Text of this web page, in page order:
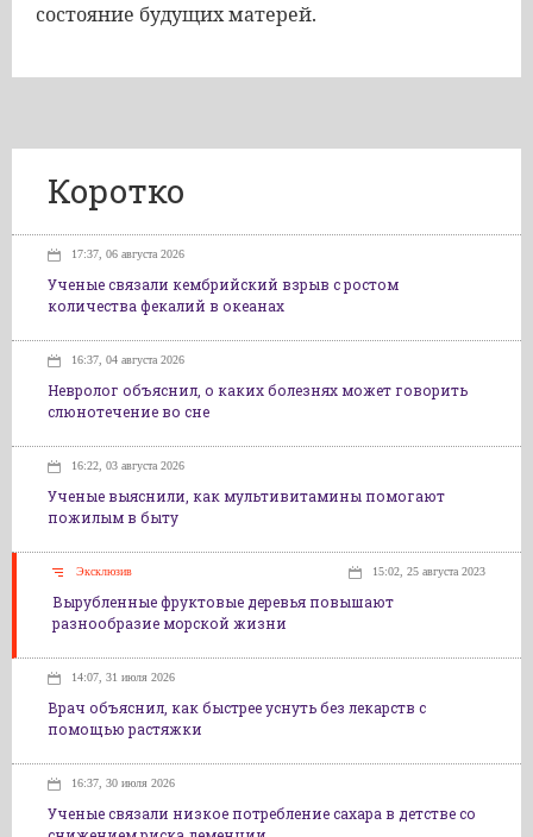
состояние будущих матерей.
Коротко
17:37, 06 августа 2026
Ученые связали кембрийский взрыв с ростом
количества фекалий в океанах
16:37, 04 августа 2026
Невролог объяснил, о каких болезнях может говорить
слюнотечение во сне
16:22, 03 августа 2026
Ученые выяснили, как мультивитамины помогают
пожилым в быту
Эксклюзив 15:02, 25 августа 2023
Вырубленные фруктовые деревья повышают
разнообразие морской жизни
14:07, 31 июля 2026
Врач объяснил, как быстрее уснуть без лекарств с
помощью растяжки
16:37, 30 июля 2026
Ученые связали низкое потребление сахара в детстве со